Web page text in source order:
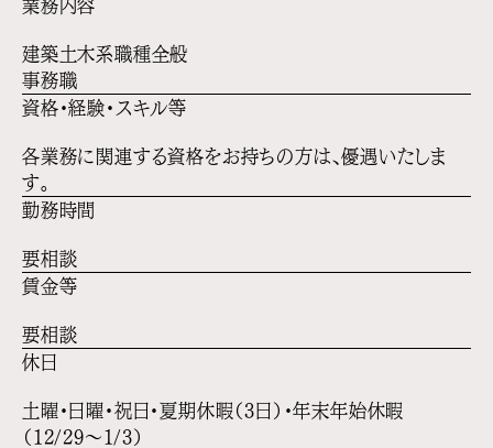
業務内容
建築土木系職種全般
事務職
資格・経験・スキル等
各業務に関連する資格をお持ちの方は、優遇いたしま
す。
勤務時間
要相談
賃金等
要相談
休日
土曜・日曜・祝日・夏期休暇（3日）・年末年始休暇
（12/29〜1/3）